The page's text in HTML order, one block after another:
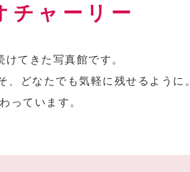
チャーリー
てきた写真館です。
、どなたでも気軽に残せるように。
っています。